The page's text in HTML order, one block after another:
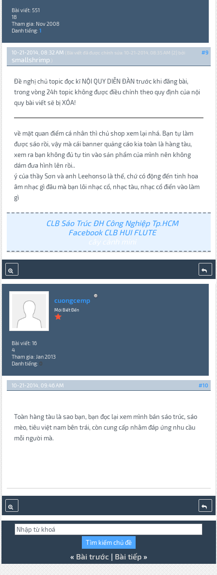
Bài viết: 551
18
Tham gia: Nov 2008
Danh tiếng: 1
#9
10-21-2014, 08:32 AM (Bài viết đã được chỉnh sửa: 10-21-2014, 08:35 AM {2} bởi
smallshrimp .)
Đề nghị chủ topic đọc kĩ NỘI QUY DIỄN ĐÀN trước khi đăng bài,
trong vòng 24h topic không được điều chỉnh theo quy định của nội
quy bài viết sẽ bị XÓA!
về mặt quan điểm cá nhân thì chủ shop xem lại nhá. Bạn tự làm
được sáo rồi, vậy mà cái banner quảng cáo kia toàn là hàng tàu,
xem ra bạn không đủ tự tin vào sản phẩm của mình nên không
dám đưa hình lên rồi..
ý của thầy Sơn và anh Leehonso là thế, chứ có động đến tinh hoa
âm nhạc gì đâu mà bạn lôi nhạc cổ, nhạc tàu, nhạc cổ điển vào làm
gì
CLB Sáo Trúc ĐH Công Nghiệp Tp.HCM
Facebook CLB HUI FLUTE
cây cảnh mini
cuongcemp
Mới Biết Đến
Bài viết: 16
4
Tham gia: Jan 2013
Danh tiếng: 0
#10
10-21-2014, 09:46 AM
Toàn hàng tàu là sao bạn, bạn đọc lại xem mình bán sáo trúc, sáo
mèo, tiêu việt nam bên trái, còn cung cấp nhằm đáp ứng nhu cầu
mỗi người mà.
« Bài trước| Bài tiếp»